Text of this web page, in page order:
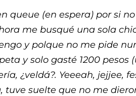
queue (en espera) por si
me busqué una sola
y polque no me pide
y solo gasté 1200
¿veldá?. Yeeeah,
suelte que no me